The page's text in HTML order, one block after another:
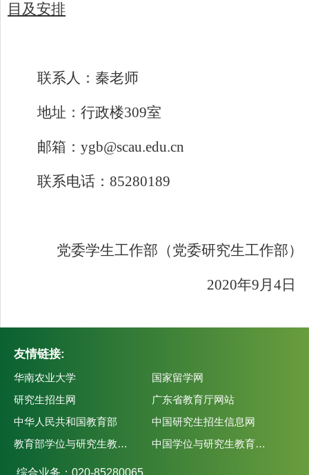
目及安排
联系人：秦老师
地址：行政楼309室
邮箱： ygb@scau.edu.cn
联系电话： 85280189
党委学生工作部（党委研究生工作部）
2020年9月 4日
友情链接:
华南农业大学
国家留学网
研究生招生网
广东省教育厅网站
中华人民共和国教育部
中国研究生招生信息网
教育部学位与研究生教育发展中心
中国学位与研究生教育学会